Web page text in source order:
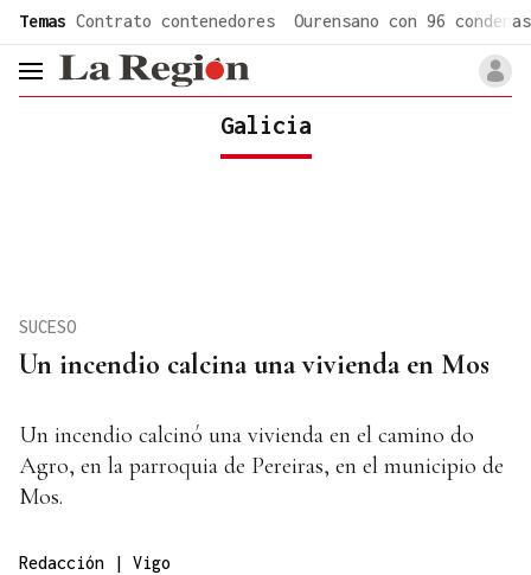
Temas Contrato contenedores Ourensano con 96 condenas
header.menu.open
Galicia
Un incendio calcina una vivienda en Mos
SUCESO
Un incendio calcinó una vivienda en el camino do
Agro, en la parroquia de Pereiras, en el municipio de
Mos.
Redacción | Vigo